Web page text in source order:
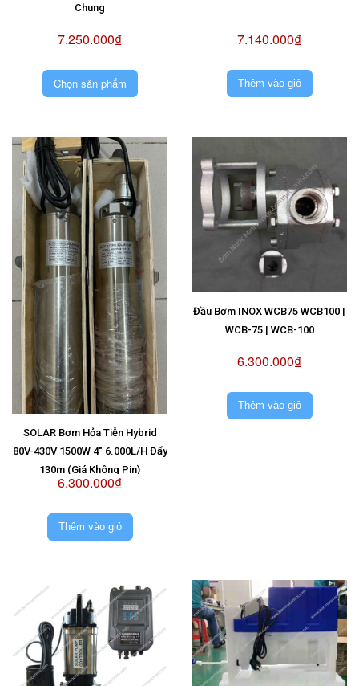
Chung
7.250.000₫
Chọn sản phẩm
7.140.000₫
Thêm vào giỏ
SOLAR Bơm Hỏa Tiễn Hybrid
80V-430V 1500W 4" 6.000L/H Đẩy
130m (Giá Không Pin)
6.300.000₫
Thêm vào giỏ
Đầu Bơm INOX WCB75 WCB100 |
WCB-75 | WCB-100
6.300.000₫
Thêm vào giỏ